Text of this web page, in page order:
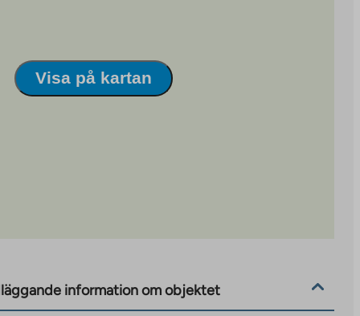
Visa på kartan
information om objektet